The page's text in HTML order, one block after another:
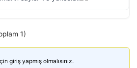
1)
giriş yapmış olmalısınız.